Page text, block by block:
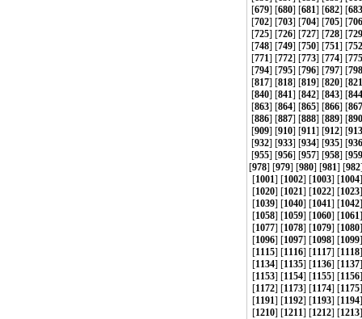
[679] [680] [681] [682] [683
[702] [703] [704] [705] [706
[725] [726] [727] [728] [729
[748] [749] [750] [751] [752
[771] [772] [773] [774] [775
[794] [795] [796] [797] [798
[817] [818] [819] [820] [821
[840] [841] [842] [843] [844
[863] [864] [865] [866] [867
[886] [887] [888] [889] [890
[909] [910] [911] [912] [913
[932] [933] [934] [935] [936
[955] [956] [957] [958] [959
[978] [979] [980] [981] [982
[1001] [1002] [1003] [1004
[1020] [1021] [1022] [1023
[1039] [1040] [1041] [1042
[1058] [1059] [1060] [1061
[1077] [1078] [1079] [1080
[1096] [1097] [1098] [1099
[1115] [1116] [1117] [1118
[1134] [1135] [1136] [1137
[1153] [1154] [1155] [1156
[1172] [1173] [1174] [1175
[1191] [1192] [1193] [1194
[1210] [1211] [1212] [1213